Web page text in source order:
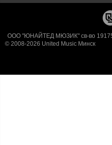
ООО "ЮНАЙТЕД МЮЗИК" св-во
© 2008-2026 United Music Минск